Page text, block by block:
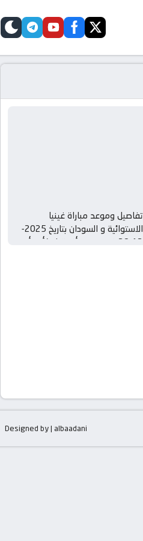
twitter
facebook
youtube
telegram
skin
تفاصيل وموعد مباراة غينيا
الاستوائية و السودان بتاريخ 2025-
12-28 في دوري أفريقيا, كأس أمم
Designed by | albaadani